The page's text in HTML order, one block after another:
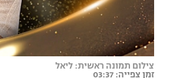
צילום תמונה ראשית: ליאל
זמן צפייה: 03:37